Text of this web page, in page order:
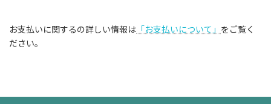
お支払いに関するの詳しい情報は 「お支払いについて」 をご覧く
ださい。